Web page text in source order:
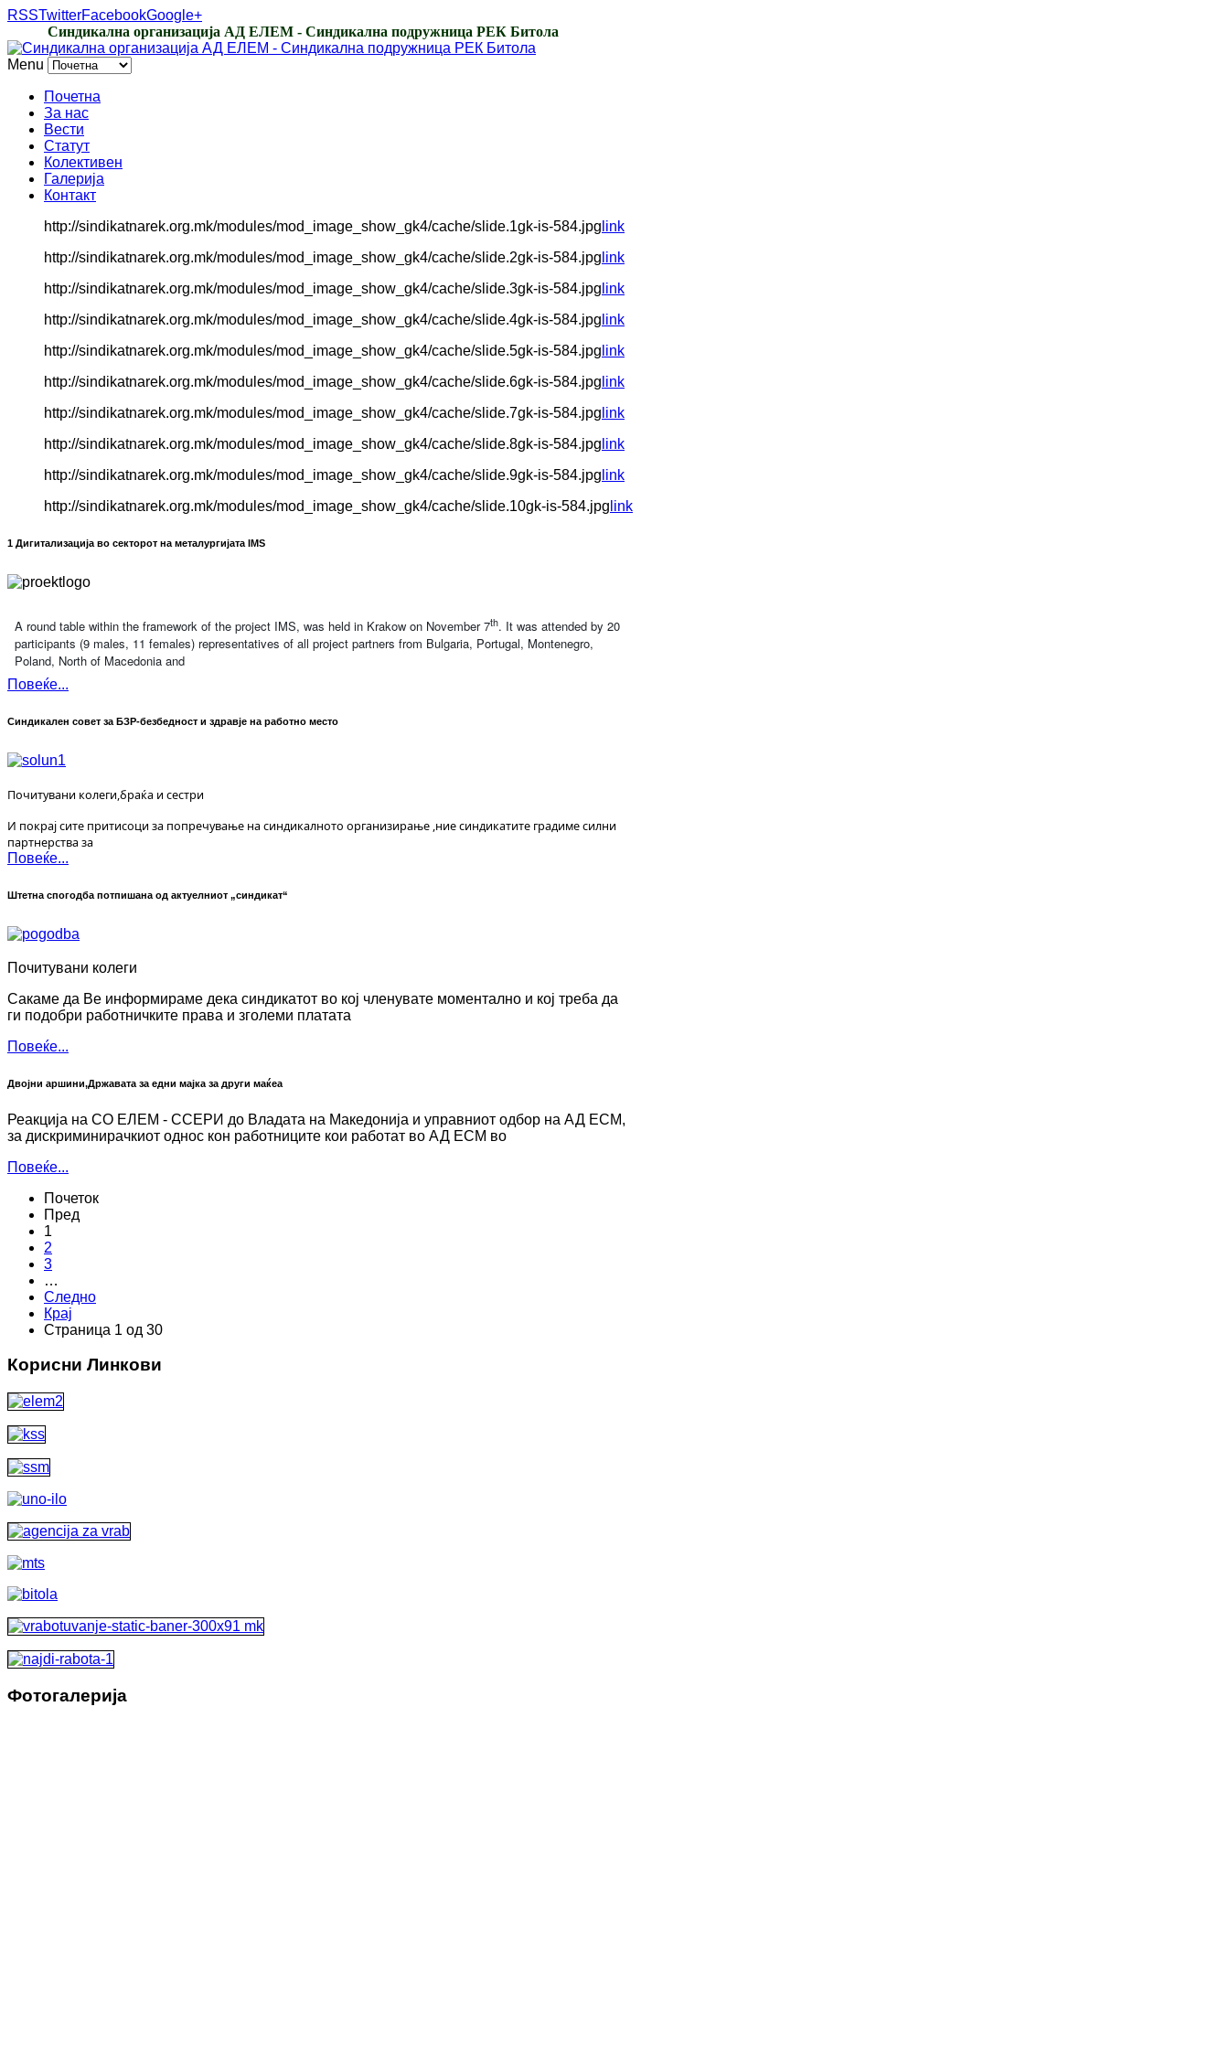
RSSTwitterFacebookGoogle+
Синдикална организација АД ЕЛЕМ - Синдикална подружница РЕК Битола
Menu
Почетна
За нас
Вести
Статут
Колективен
Галерија
Контакт
http://sindikatnarek.org.mk/modules/mod_image_show_gk4/cache/slide.1gk-is-584.jpg link
http://sindikatnarek.org.mk/modules/mod_image_show_gk4/cache/slide.2gk-is-584.jpg link
http://sindikatnarek.org.mk/modules/mod_image_show_gk4/cache/slide.3gk-is-584.jpg link
http://sindikatnarek.org.mk/modules/mod_image_show_gk4/cache/slide.4gk-is-584.jpg link
http://sindikatnarek.org.mk/modules/mod_image_show_gk4/cache/slide.5gk-is-584.jpg link
http://sindikatnarek.org.mk/modules/mod_image_show_gk4/cache/slide.6gk-is-584.jpg link
http://sindikatnarek.org.mk/modules/mod_image_show_gk4/cache/slide.7gk-is-584.jpg link
http://sindikatnarek.org.mk/modules/mod_image_show_gk4/cache/slide.8gk-is-584.jpg link
http://sindikatnarek.org.mk/modules/mod_image_show_gk4/cache/slide.9gk-is-584.jpg link
http://sindikatnarek.org.mk/modules/mod_image_show_gk4/cache/slide.10gk-is-584.jpg link
1 Дигитализација во секторот на металургијата IMS
A round table within the framework of the project IMS, was held in Krakow on November 7th. It was attended by 20
participants (9 males, 11 females) representatives of all project partners from Bulgaria, Portugal, Montenegro,
Poland, North of Macedonia and
Повеќе...
Синдикален совет за БЗР-безбедност и здравје на работно место
Почитувани колеги,браќа и сестри
И покрај сите притисоци за попречување на синдикалното организирање ,ние синдикатите градиме силни
партнерства за
Повеќе...
Штетна спогодба потпишана од актуелниот „синдикат“
Почитувани колеги
Сакаме да Ве информираме дека синдикатот во кој членувате моментално и кој треба да
ги подобри работничките права и зголеми платата
Повеќе...
Двојни аршини,Државата за едни мајка за други маќеа
Реакција на СО ЕЛЕМ - ССЕРИ до Владата на Македонија и управниот одбор на АД ЕСМ,
за дискриминирачкиот однос кон работниците кои работат во АД ЕСМ во
Повеќе...
Почеток
Пред
1
2
3
…
Следно
Крај
Страница 1 од 30
Корисни Линкови
Фотогалерија